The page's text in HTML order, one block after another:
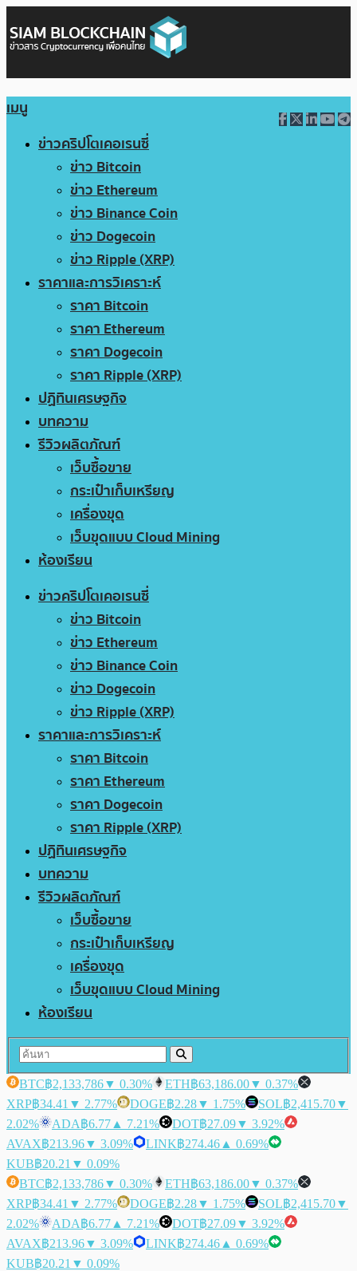
เมนู
ข่าวคริปโตเคอเรนซี่
ข่าว Bitcoin
ข่าว Ethereum
ข่าว Binance Coin
ข่าว Dogecoin
ข่าว Ripple (XRP)
ราคาและการวิเคราะห์
ราคา Bitcoin
ราคา Ethereum
ราคา Dogecoin
ราคา Ripple (XRP)
ปฏิทินเศรษฐกิจ
บทความ
รีวิวผลิตภัณฑ์
เว็บซื้อขาย
กระเป๋าเก็บเหรียญ
เครื่องขุด
เว็บขุดแบบ Cloud Mining
ห้องเรียน
ข่าวคริปโตเคอเรนซี่
ข่าว Bitcoin
ข่าว Ethereum
ข่าว Binance Coin
ข่าว Dogecoin
ข่าว Ripple (XRP)
ราคาและการวิเคราะห์
ราคา Bitcoin
ราคา Ethereum
ราคา Dogecoin
ราคา Ripple (XRP)
ปฏิทินเศรษฐกิจ
บทความ
รีวิวผลิตภัณฑ์
เว็บซื้อขาย
กระเป๋าเก็บเหรียญ
เครื่องขุด
เว็บขุดแบบ Cloud Mining
ห้องเรียน
BTC฿2,133,786▼ 0.30% ETH฿63,186.00▼ 0.37%
XRP฿34.41 ▼ 2.77% DOGE฿2.28▼ 1.75% SOL฿2,415.70▼
2.02%
ADA฿6.77 ▲ 7.21% DOT฿27.09▼ 3.92%
AVAX฿213.96▼ 3.09% LINK฿274.46 ▲ 0.69%
KUB฿20.21 ▼ 0.09%
BTC฿2,133,786▼ 0.30% ETH฿63,186.00▼ 0.37%
XRP฿34.41 ▼ 2.77% DOGE฿2.28▼ 1.75% SOL฿2,415.70▼
2.02%
ADA฿6.77 ▲ 7.21% DOT฿27.09▼ 3.92%
AVAX฿213.96▼ 3.09% LINK฿274.46 ▲ 0.69%
KUB฿20.21 ▼ 0.09%